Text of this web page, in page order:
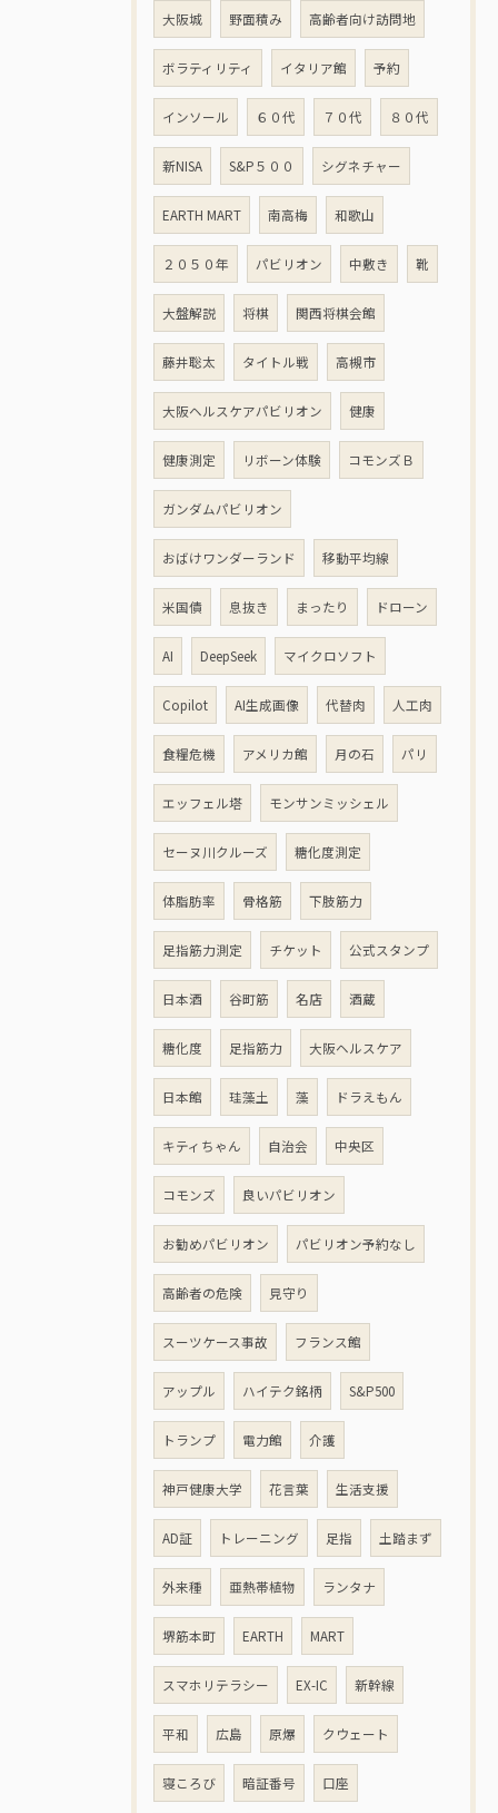
大阪城 野面積み 高齢者向け訪問地
ボラティリティ イタリア館 予約
インソール ６０代 ７０代 ８０代
新NISA S&P５００ シグネチャー
EARTH MART 南高梅 和歌山
２０５０年 パビリオン 中敷き 靴
大盤解説 将棋 関西将棋会館
藤井聡太 タイトル戦 高槻市
大阪ヘルスケアパビリオン 健康
健康測定 リボーン体験 コモンズＢ
ガンダムパビリオン
おばけワンダーランド 移動平均線
米国債 息抜き まったり ドローン
AI DeepSeek マイクロソフト
Copilot AI生成画像 代替肉 人工肉
食糧危機 アメリカ館 月の石 パリ
エッフェル塔 モンサンミッシェル
セーヌ川クルーズ 糖化度測定
体脂肪率 骨格筋 下肢筋力
足指筋力測定 チケット 公式スタンプ
日本酒 谷町筋 名店 酒蔵
糖化度 足指筋力 大阪ヘルスケア
日本館 珪藻土 藻 ドラえもん
キティちゃん 自治会 中央区
コモンズ 良いパビリオン
お勧めパビリオン パビリオン予約なし
高齢者の危険 見守り
スーツケース事故 フランス館
アップル ハイテク銘柄 S&P500
トランプ 電力館 介護
神戸健康大学 花言葉 生活支援
AD証 トレーニング 足指 土踏まず
外来種 亜熱帯植物 ランタナ
堺筋本町 EARTH MART
スマホリテラシー EX-IC 新幹線
平和 広島 原爆 クウェート
寝ころび 暗証番号 口座